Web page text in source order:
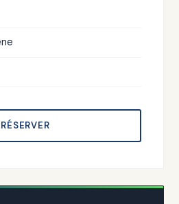
RÉSERVER